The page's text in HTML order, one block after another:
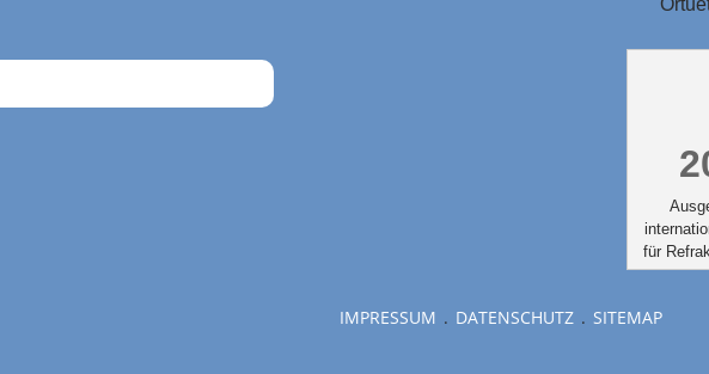
für
IMPRESSUM DATENSCHUTZ SITEMAP